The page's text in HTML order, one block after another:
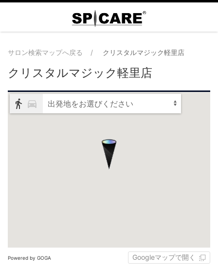
サロン検索マップへ戻る クリスタルマジック軽里店
クリスタルマジック軽里店
出発地をお選びください
Powered by GOGA Googleマップで開く